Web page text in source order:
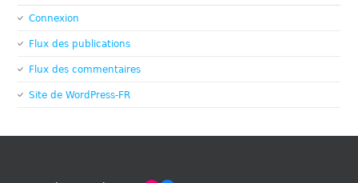
Connexion
Flux des publications
Flux des commentaires
Site de WordPress-FR